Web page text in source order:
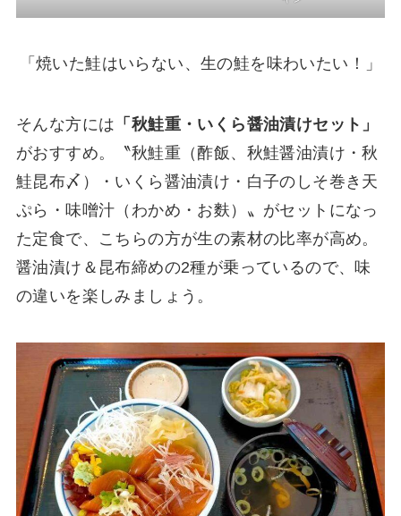
「焼いた鮭はいらない、生の鮭を味わいたい！」
そんな方には 「秋鮭重・いくら醤油漬けセット」
がおすすめ。〝秋鮭重（酢飯、秋鮭醤油漬け・秋
鮭昆布〆）・いくら醤油漬け・白子のしそ巻き天
ぷら・味噌汁（わかめ・お麩）〟がセットになっ
た定食で、こちらの方が生の素材の比率が高め。
醤油漬け＆昆布締めの2種が乗っているので、味
の違いを楽しみましょう。